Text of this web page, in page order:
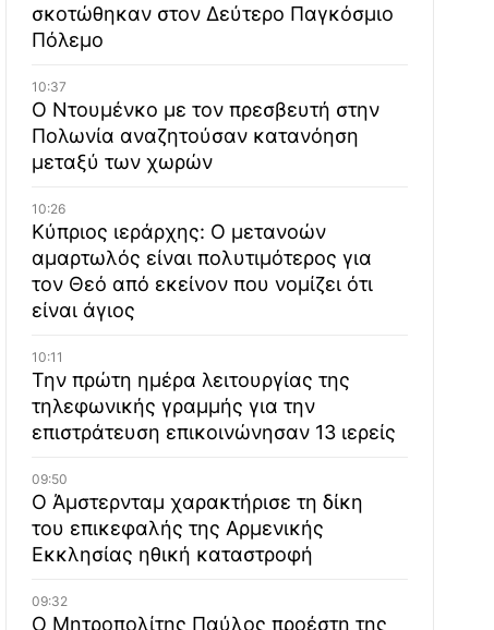
σκοτώθηκαν στον Δεύτερο Παγκόσμιο
Πόλεμο
10:37
Ο Ντουμένκο με τον πρεσβευτή στην
Πολωνία αναζητούσαν κατανόηση
μεταξύ των χωρών
10:26
Κύπριος ιεράρχης: Ο μετανοών
αμαρτωλός είναι πολυτιμότερος για
τον Θεό από εκείνον που νομίζει ότι
είναι άγιος
10:11
Την πρώτη ημέρα λειτουργίας της
τηλεφωνικής γραμμής για την
επιστράτευση επικοινώνησαν 13 ιερείς
09:50
Ο Άμστερνταμ χαρακτήρισε τη δίκη
του επικεφαλής της Αρμενικής
Εκκλησίας ηθική καταστροφή
09:32
Ο Μητροπολίτης Παύλος προέστη της